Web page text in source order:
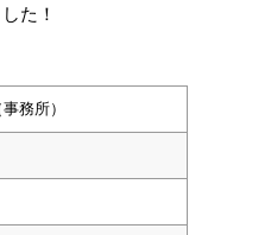
た！
務所）